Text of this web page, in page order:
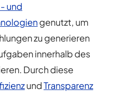
und
genutzt, um
zu generieren
innerhalb des
Durch diese
undTransparenz